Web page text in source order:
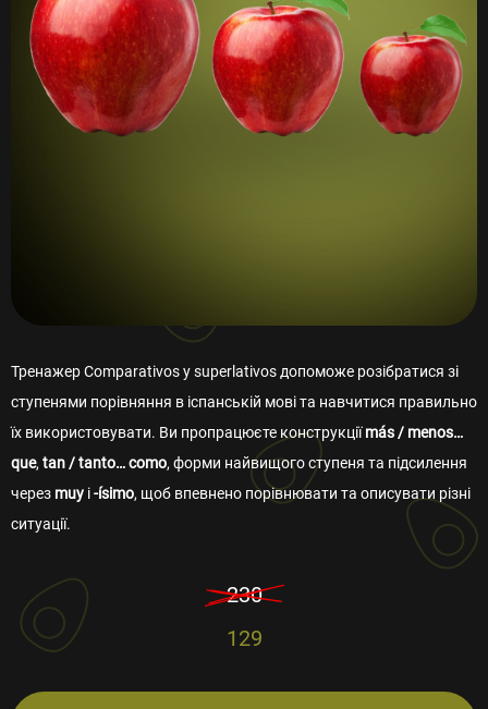
Тренажер Comparativos y superlativos допоможе розібратися зі
ступенями порівняння в іспанській мові та навчитися правильно
їх використовувати. Ви пропрацюєте конструкціїmás / menos…
que, tan / tanto… como, форми найвищого ступеня та підсилення
через muy і-ísimo, щоб впевнено порівнювати та описувати різні
ситуації.
230
129